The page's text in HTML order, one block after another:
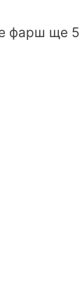
фарш ще 5